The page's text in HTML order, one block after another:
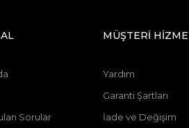
Sorular
MÜŞTERİ
Yardım
Garanti Şartları
İade ve Değişim